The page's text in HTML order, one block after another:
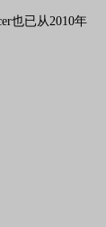
也已从2010年